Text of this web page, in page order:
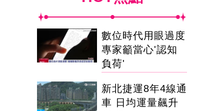
數位時代用眼過度
專家籲當心'認知
負荷'
新北捷運8年4線通
車 日均運量飆升